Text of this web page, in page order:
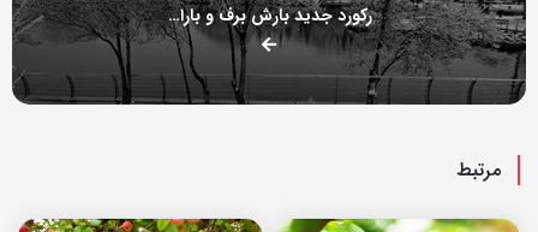
رکورد جدید بارش برف و باران درایران
مرتبط